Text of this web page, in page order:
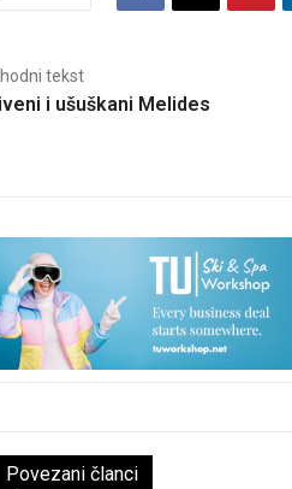
tekst
i ušuškani Melides
Povezani članci